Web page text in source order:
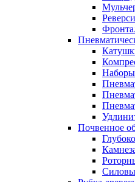
Наборы
Почвенное